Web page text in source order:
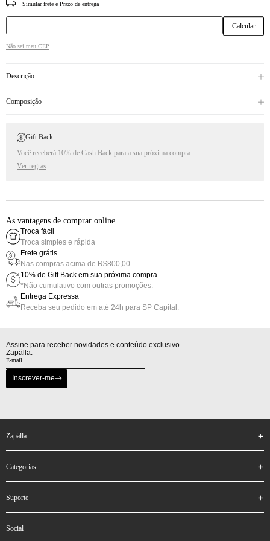
CEP
Não sei meu CEP
Descrição
Composição
Gift Back
Você receberá 10% de Cash Back para a sua próxima compra.
Ver regras
As vantagens de comprar online
Troca fácil
Troca simples e rápida
Frete grátis
Nas compras acima de R$800,00
10% de Gift Back em sua próxima compra
*Não cumulativo com outras promoções.
Entrega Expressa
Receba seu pedido em até 24h para SP Capital.
Assine para receber novidades e conteúdo exclusivo
Zapälla.
Inscrever-me
zapälla
categorias
suporte
social